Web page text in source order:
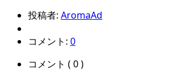
投稿者: AromaAd
コメント: 0
コメント ( 0 )